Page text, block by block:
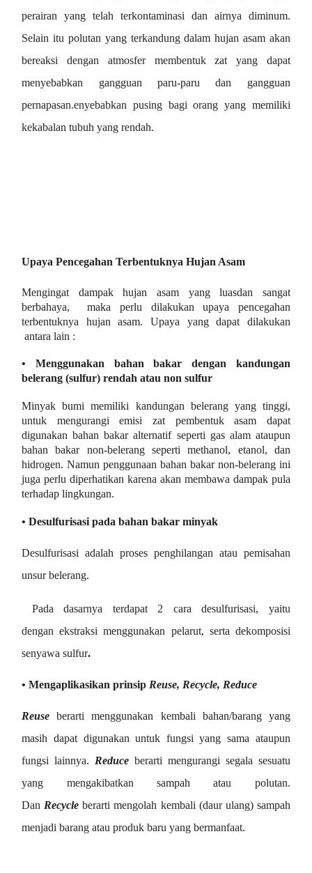
perairan yang telah terkontaminasi dan airnya diminum.
Selain itu polutan yang terkandung dalam hujan asam akan
bereaksi dengan atmosfer membentuk zat yang dapat
menyebabkan gangguan paru-paru dan gangguan
pernapasan.enyebabkan pusing bagi orang yang memiliki
kekabalan tubuh yang rendah.
Upaya Pencegahan Terbentuknya Hujan Asam
Mengingat dampak hujan asam yang luasdan sangat
berbahaya, maka perlu dilakukan upaya pencegahan
terbentuknya hujan asam. Upaya yang dapat dilakukan
antara lain :
• Menggunakan bahan bakar dengan kandungan
belerang (sulfur) rendah atau non sulfur
Minyak bumi memiliki kandungan belerang yang tinggi,
untuk mengurangi emisi zat pembentuk asam dapat
digunakan bahan bakar alternatif seperti gas alam ataupun
bahan bakar non-belerang seperti methanol, etanol, dan
hidrogen. Namun penggunaan bahan bakar non-belerang ini
juga perlu diperhatikan karena akan membawa dampak pula
terhadap lingkungan.
• Desulfurisasi pada bahan bakar minyak
Desulfurisasi adalah proses penghilangan atau pemisahan
unsur belerang.
Pada dasarnya terdapat 2 cara desulfurisasi, yaitu
denganekstraksi menggunakan pelarut, serta dekomposisi
senyawa sulfur.
• Mengaplikasikan prinsip Reuse, Recycle, Reduce
Reuse berarti menggunakan kembali bahan/barang yang
masih dapat digunakan untuk fungsi yang sama ataupun
fungsi lainnya. Reduceberarti mengurangi segala sesuatu
yang mengakibatkan sampah atau polutan.
Dan Recycle berarti mengolah kembali (daur ulang) sampah
menjadi barang atau produk baru yang bermanfaat.